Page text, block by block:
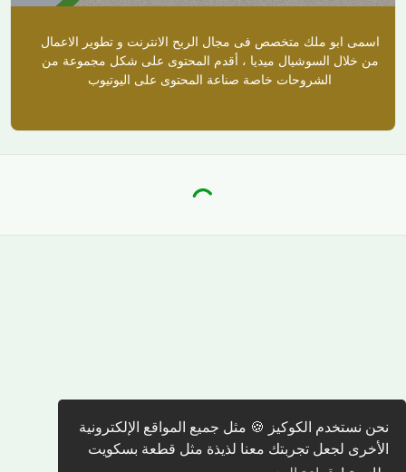
نحن نستخدم الكوكيز 🍪 مثل جميع المواقع الإلكترونية
الأخرى لجعل تجربتك معنا لذيذة مثل قطعة بسكويت
اسمى ابو ملك متخصص فى مجال الربح الانترنت و تطوير الاعمال
من خلال السوشيال ميديا ، أقدم المحتوى على شكل مجموعة من
الشروحات خاصة صناعة المحتوى على اليوتيوب